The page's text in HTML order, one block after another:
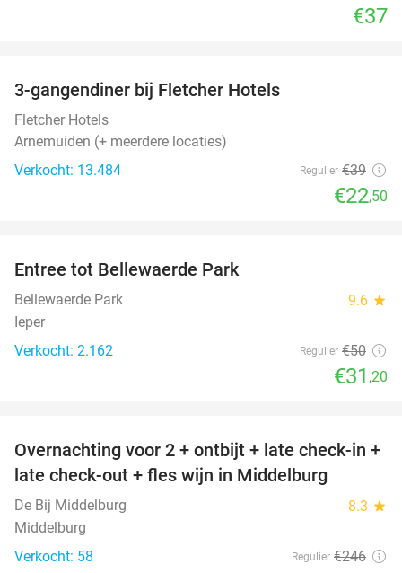
€37
3-gangendiner bij Fletcher Hotels
Fletcher Hotels
Arnemuiden (+ meerdere locaties)
Verkocht: 13.484
Regulier €39
€22,50
Entree tot Bellewaerde Park
Bellewaerde Park 9.6 star
Ieper
Verkocht: 2.162
Regulier €50
€31 ,20
52%
Overnachting voor 2 + ontbijt + late check-in +
late check-out + fles wijn in Middelburg
De Bij Middelburg 8.3 star
Middelburg
Verkocht: 58
Regulier €246